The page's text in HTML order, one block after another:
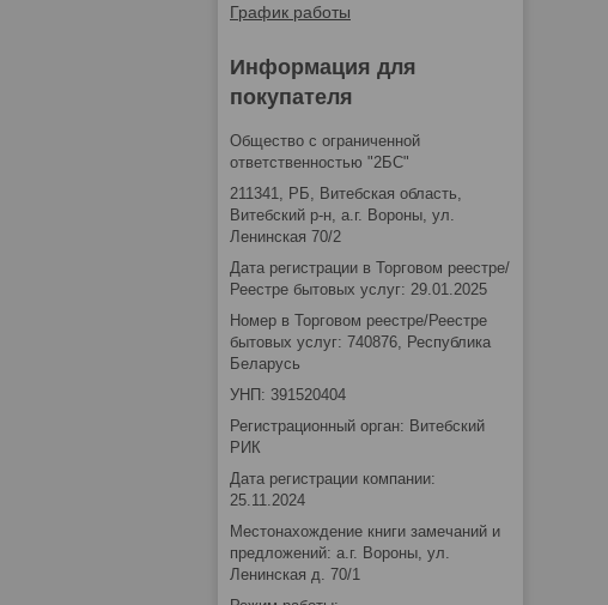
График работы
Информация для
покупателя
Общество с ограниченной
ответственностью "2БС"
211341, РБ, Витебская область,
Витебский р-н, а.г. Вороны, ул.
Ленинская 70/2
Дата регистрации в Торговом реестре/
Реестре бытовых услуг: 29.01.2025
Номер в Торговом реестре/Реестре
бытовых услуг: 740876, Республика
Беларусь
УНП: 391520404
Регистрационный орган: Витебский
РИК
Дата регистрации компании:
25.11.2024
Местонахождение книги замечаний и
предложений: а.г. Вороны, ул.
Ленинская д. 70/1